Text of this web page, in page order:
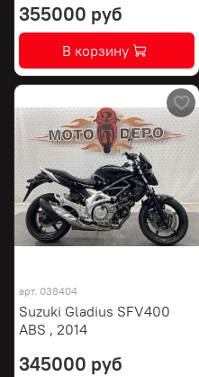
355000 руб
В корзину
арт. 038404
Suzuki Gladius SFV400
ABS , 2014
345000 руб